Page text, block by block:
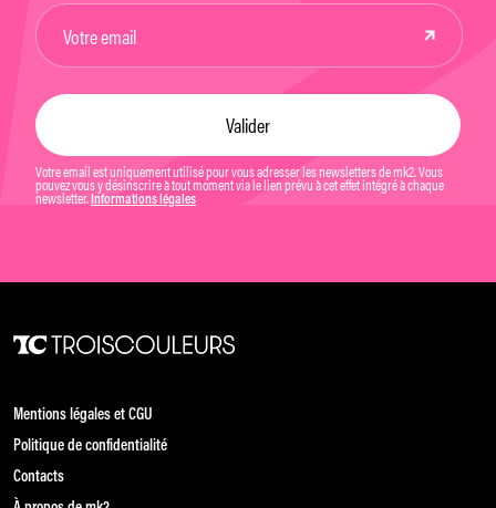
Votre email est uniquement utilisé pour vous adresser les newsletters de mk2. Vous
pouvez vous y désinscrire à tout moment via le lien prévu à cet effet intégré à chaque
newsletter. Informations légales
Mentions légales et CGU
Politique de confidentialité
Contacts